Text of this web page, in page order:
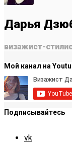
Дарья
визажист-
Мой канал на
Подписывайтесь
vk